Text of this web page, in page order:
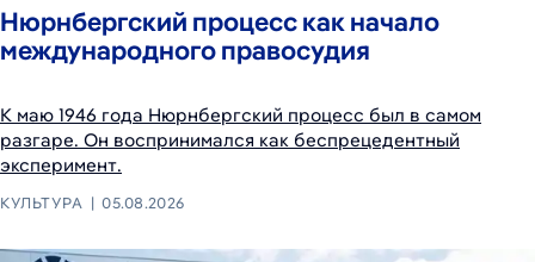
Нюрнбергский процесс как начало
международного правосудия
К маю 1946 года Нюрнбергский процесс был в самом
разгаре. Он воспринимался как беспрецедентный
эксперимент.
КУЛЬТУРА 05.08.2026